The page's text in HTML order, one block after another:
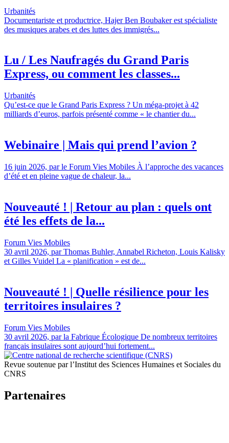
Urbanités
Documentariste et productrice, Hajer Ben Boubaker est spécialiste
des musiques arabes et des luttes des immigrés...
Lu / Les Naufragés du Grand Paris
Express, ou comment les classes...
Urbanités
Qu’est-ce que le Grand Paris Express ? Un méga-projet à 42
milliards d’euros, parfois présenté comme « le chantier du...
Webinaire | Mais qui prend l’avion ?
16 juin 2026, par le Forum Vies Mobiles À l’approche des vacances
d’été et en pleine vague de chaleur, la...
Nouveauté ! | Retour au plan : quels ont
été les effets de la...
Forum Vies Mobiles
30 avril 2026, par Thomas Buhler, Annabel Richeton, Louis Kalisky
et Gilles Vuidel La « planification » est de...
Nouveauté ! | Quelle résilience pour les
territoires insulaires ?
Forum Vies Mobiles
30 avril 2026, par la Fabrique Écologique De nombreux territoires
français insulaires sont aujourd’hui fortement...
Revue soutenue par l’Institut des Sciences Humaines et Sociales du
CNRS
Partenaires